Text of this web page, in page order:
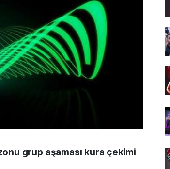
grup aşaması kura çekimi